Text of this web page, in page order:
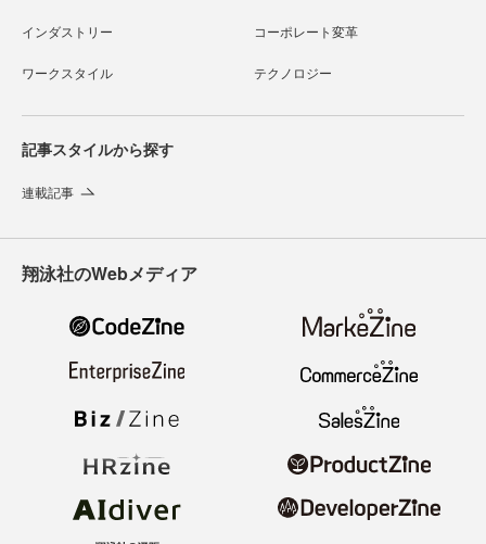
インダストリー コーポレート変革
ワークスタイル テクノロジー
記事スタイルから探す
連載記事
翔泳社のWebメディア